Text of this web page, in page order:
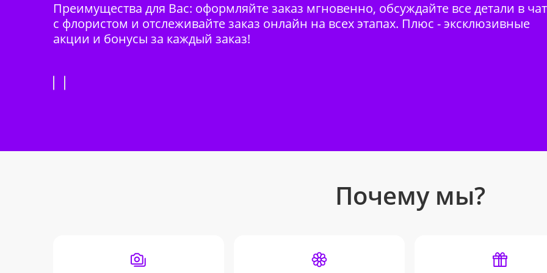
Преимущества для Вас: оформляйте заказ мгновенно, обсуждайте все детали в
с флористом и отслеживайте заказ онлайн на всех этапах. Плюс - эксклюзивные
акции и бонусы за каждый заказ!
Почему мы?